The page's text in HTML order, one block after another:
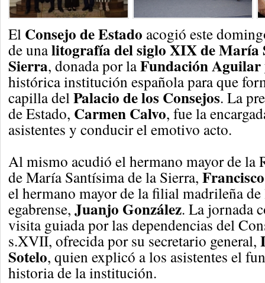
El Consejo de Estado acogió este
de unalitografía del siglo XIX de María
Sierra, donada por laFundación Aguilar
histórica institución española para que
capilla delPalacio de los Consejos. La
de Estado, Carmen Calvo, fue la
asistentes y conducir el emotivo acto.
Al mismo acudió el hermano mayor de la
de María Santísima de la Sierra,
el hermano mayor de la filial madrileña de
egabrense, Juanjo González. La jornada
visita guiada por las dependencias del
s.XVII, ofrecida por su secretario general,
Sotelo, quien explicó a los asistentes el
historia de la institución.